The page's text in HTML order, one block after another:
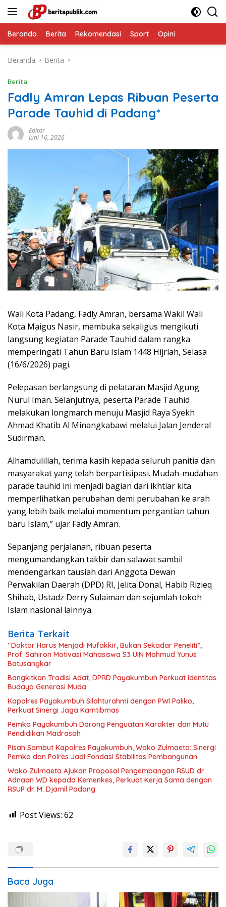
Beranda Berita Rekomendasi Sport Opini
Beranda Berita
Berita
Fadly Amran Lepas Ribuan Peserta
Parade Tauhid di Padang*
Editor
Juni 16, 2026
Wali Kota Padang, Fadly Amran, bersama Wakil Wali
Kota Maigus Nasir, membuka sekaligus mengikuti
langsung kegiatan Parade Tauhid dalam rangka
memperingati Tahun Baru Islam 1448 Hijriah, Selasa
(16/6/2026) pagi.
Pelepasan berlangsung di pelataran Masjid Agung
Nurul Iman. Selanjutnya, peserta Parade Tauhid
melakukan longmarch menuju Masjid Raya Syekh
Ahmad Khatib Al Minangkabawi melalui Jalan Jenderal
Sudirman.
Alhamdulillah, terima kasih kepada seluruh panitia dan
masyarakat yang telah berpartisipasi. Mudah-mudahan
parade tauhid ini menjadi bagian dari ikhtiar kita
memperlihatkan perubahan demi perubahan ke arah
yang lebih baik melalui momentum pergantian tahun
baru Islam,” ujar Fadly Amran.
Sepanjang perjalanan, ribuan peserta
mengumandangkan takbir dan salawat sambil
mendengarkan tausiah dari Anggota Dewan
Perwakilan Daerah (DPD) RI, Jelita Donal, Habib Rizieq
Shihab, Ustadz Derry Sulaiman dan sejumlah tokoh
Islam nasional lainnya.
Berita Terkait
“Doktor Harus Menjadi Mufakkir, Bukan Sekadar Peneliti”,
Prof. Sahiron Motivasi Mahasiswa S3 UIN Mahmud Yunus
Batusangkar
Bangkitkan Tradisi Adat, DPRD Payakumbuh Perkuat Identitas
Budaya Generasi Muda
Kapolres Payakumbuh Silahturahmi dengan PWI Paliko,
Perkuat Sinergi Jaga Kamtibmas
Pemko Payakumbuh Dorong Penguatan Karakter dan Mutu
Pendidikan Madrasah
Pisah Sambut Kapolres Payakumbuh, Wako Zulmaeta: Sinergi
Pemko dan Polres Jadi Fondasi Stabilitas Pembangunan
Wako Zulmaeta Ajukan Proposal Pengembangan RSUD dr.
Adnaan WD kepada Kemenkes, Perkuat Kerja Sama dengan
RSUP dr. M. Djamil Padang
Post Views: 62
Baca Juga